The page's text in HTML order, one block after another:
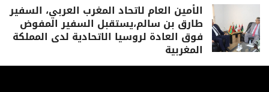
الأمين العام لاتحاد المغرب العربي، السفير
طارق بن سالم،يستقبل السفير المفوض
فوق العادة لروسيا الاتحادية لدى المملكة
المغربية